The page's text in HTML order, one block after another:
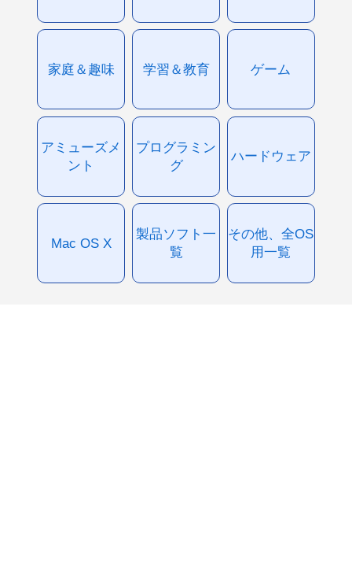
家庭＆趣味 学習＆教育 ゲーム
アミューズメ
ント
プログラミン
グ
ハードウェア
Mac OS X
製品ソフト一
覧
その他、全OS
用一覧